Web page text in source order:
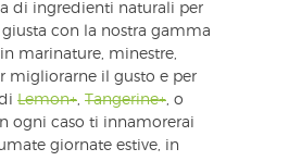
di ingredienti naturali per
con la nostra gamma
marinature, minestre,
migliorarne il gusto e per
Lemon+, Tangerine+, o
ogni caso ti innamorerai
giornate estive, in